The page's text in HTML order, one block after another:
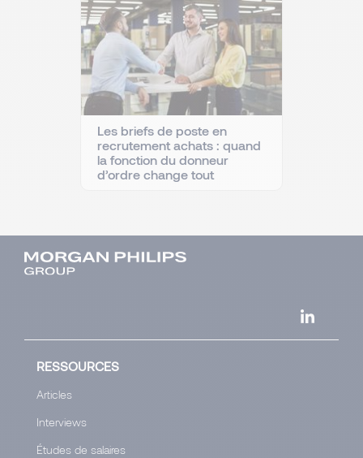
Les briefs de poste en
recrutement achats : quand
la fonction du donneur
d’ordre change tout
RESSOURCES
Articles
Interviews
Études de salaires